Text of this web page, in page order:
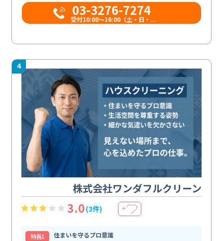
03-3276-7274
受付10:00〜16:00（土・日・...
4
株式会社ワンダフルクリーン
3.0(3件) ＋
特⻑1
住まいを守るプロ意識